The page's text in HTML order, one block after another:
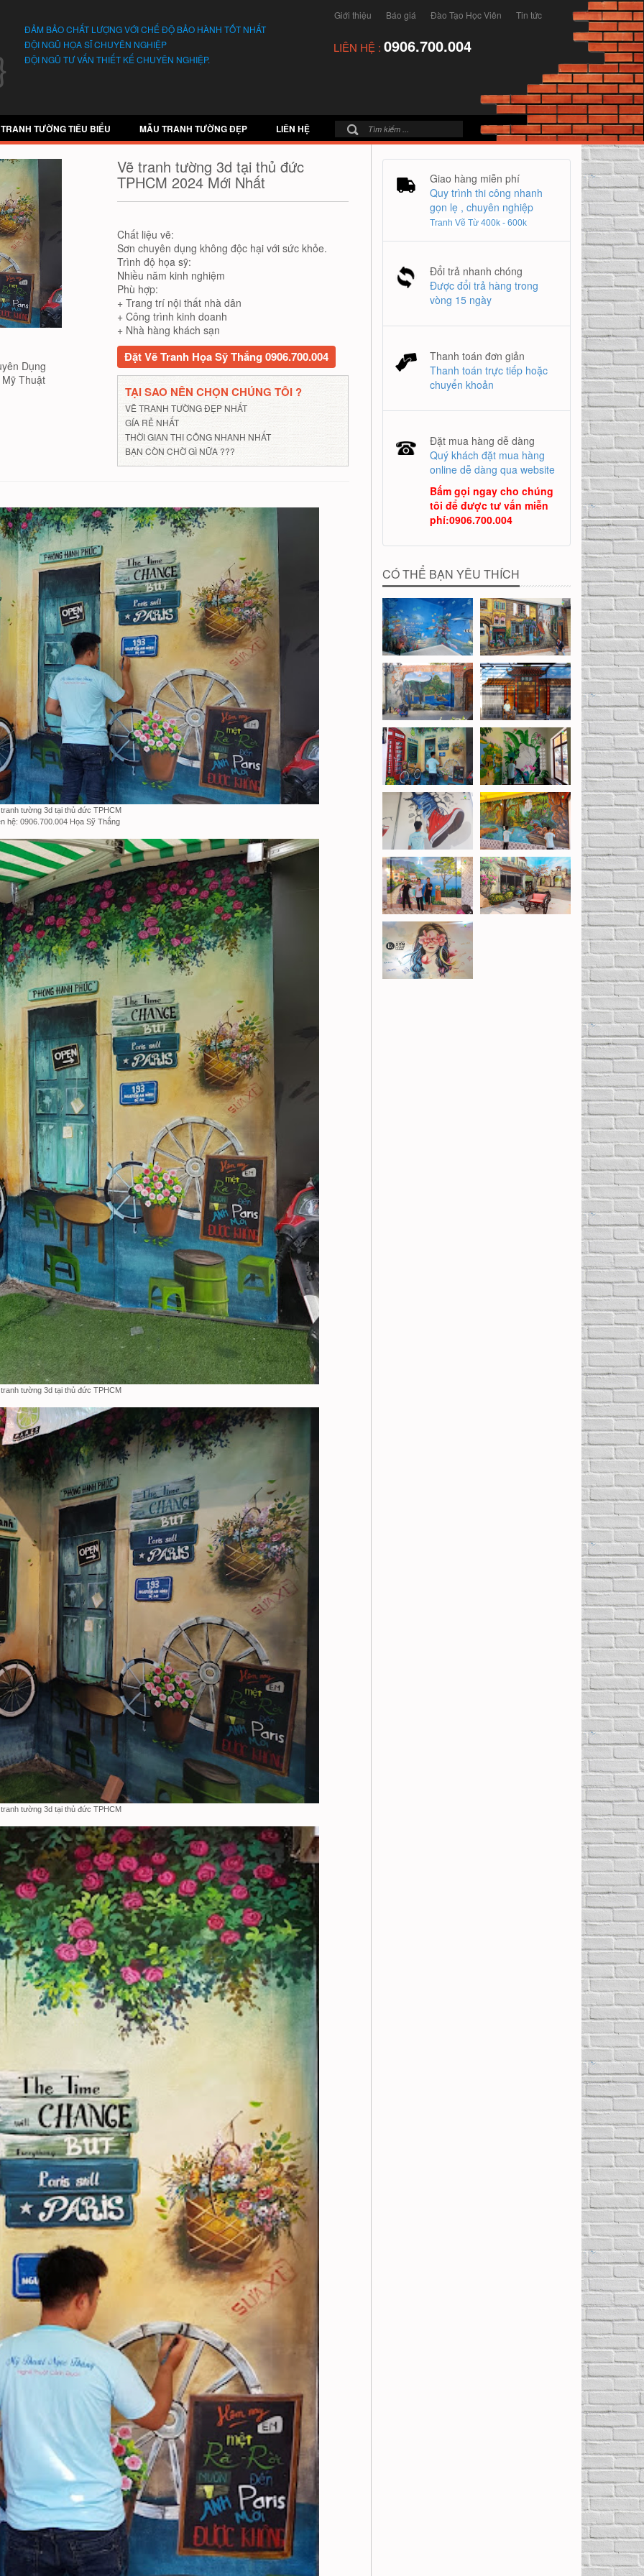
ĐẢM BẢO CHẤT LƯỢNG VỚI CHẾ ĐỘ BẢO HÀNH TỐT NHẤT
ĐỘI NGŨ HỌA SĨ CHUYÊN NGHIỆP
ĐỘI NGŨ TƯ VẤN THIẾT KẾ CHUYÊN NGHIỆP.
Giới thiệu Báo giá Đào Tạo Học Viên Tin tức
LIÊN HỆ : 0906.700.004
TƯỜNG TIÊU BIỂU MẪU TRANH TƯỜNG ĐẸP LIÊN HỆ
Dụng
Thuật
Vẽ tranh tường 3d tại thủ đức
TPHCM 2024 Mới Nhất
Chất liệu vẽ:
Sơn chuyên dụng không độc hại với sức khỏe.
Trình độ họa sỹ:
Nhiều năm kinh nghiệm
Phù hợp:
+ Trang trí nội thất nhà dân
+ Công trình kinh doanh
+ Nhà hàng khách sạn
Đặt Vẽ Tranh Họa Sỹ Thắng 0906.700.004
TẠI SAO NÊN CHỌN CHÚNG TÔI ?
VẼ TRANH TƯỜNG ĐẸP NHẤT
GÍA RẺ NHẤT
THỜI GIAN THI CÔNG NHANH NHẤT
BẠN CÒN CHỜ GÌ NỮA ???
tường 3d tại thủ đức TPHCM
hệ: 0906.700.004 Họa Sỹ Thắng
tường 3d tại thủ đức TPHCM
tường 3d tại thủ đức TPHCM
Giao hàng miễn phí
Quy trình thi công nhanh
gọn lẹ , chuyên nghiệp
Tranh Vẽ Từ 400k - 600k
Đổi trả nhanh chóng
Được đổi trả hàng trong
vòng 15 ngày
Thanh toán đơn giản
Thanh toán trực tiếp hoặc
chuyển khoản
Đặt mua hàng dễ dàng
Quý khách đặt mua hàng
online dễ dàng qua website
Bấm gọi ngay cho chúng
tôi để được tư vấn miễn
phí:0906.700.004
CÓ THỂ BẠN YÊU THÍCH